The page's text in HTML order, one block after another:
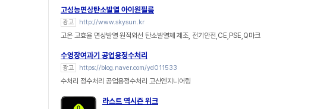
고성능면상탄소발열 아이원필름
광고 http://www.skysun.kr
고온 고효율 면상발열 원적외선 탄소발열체 제조, 전기안전,CE,PSE,Q마크
수영장여과기 공업용정수처리
광고 https://blog.naver.com/yd011533
수처리 정수처리 공업용정수처리 고산엔지니어링
라스트 역시즌 위크